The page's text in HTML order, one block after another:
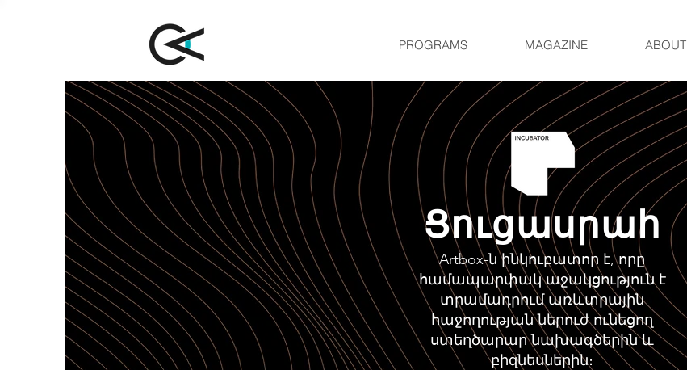
PROGRAMS MAGAZINE ABOUT
Ցուցասրահ
Artbox-ն ինկուբատոր է, որը
համապարփակ աջակցություն է
տրամադրում առևտրային
հաջողության ներուժ ունեցող
ստեղծարար նախագծերին և
բիզնեսներին։